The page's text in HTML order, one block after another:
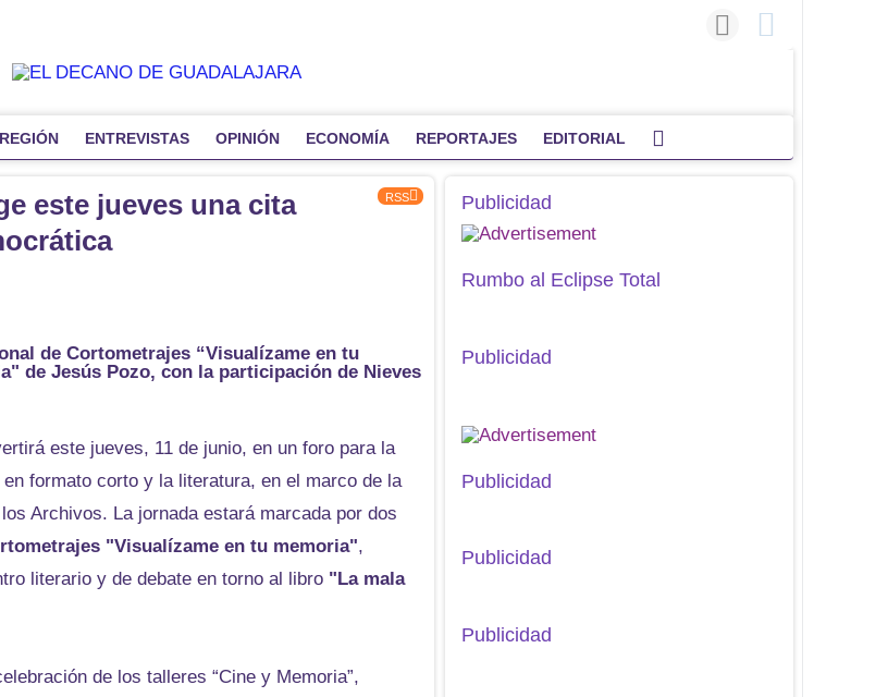
REGIÓN ENTREVISTAS OPINIÓN ECONOMÍA REPORTAJES EDITORIAL
RSS
este jueves una cita
de Cortometrajes “Visualízame en tu
de Jesús Pozo, con la participación de Nieves
este jueves, 11 de junio, en un foro para la
formato corto y la literatura, en el marco de la
Archivos. La jornada estará marcada por dos
"Visualízame en tu memoria",
literario y de debate en torno al libro "La mala
de los talleres “Cine y Memoria”,
Publicidad
Rumbo al Eclipse Total
Publicidad
Publicidad
Publicidad
Publicidad